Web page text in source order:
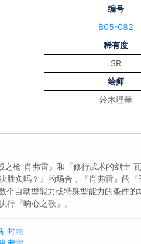
编号
B05-082
稀有度
SR
绘师
鈴木理華
枪 肖弗雷』和『修行武术的剑士
胜负吗？』的场合，『肖弗雷』的
个自动型能力或特殊型能力的条件
行『响心之歌』。
时雨